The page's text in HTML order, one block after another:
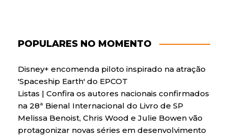
POPULARES NO MOMENTO
Disney+ encomenda piloto inspirado na atração
'Spaceship Earth' do EPCOT
Listas | Confira os autores nacionais confirmados
na 28ª Bienal Internacional do Livro de SP
Melissa Benoist, Chris Wood e Julie Bowen vão
protagonizar novas séries em desenvolvimento